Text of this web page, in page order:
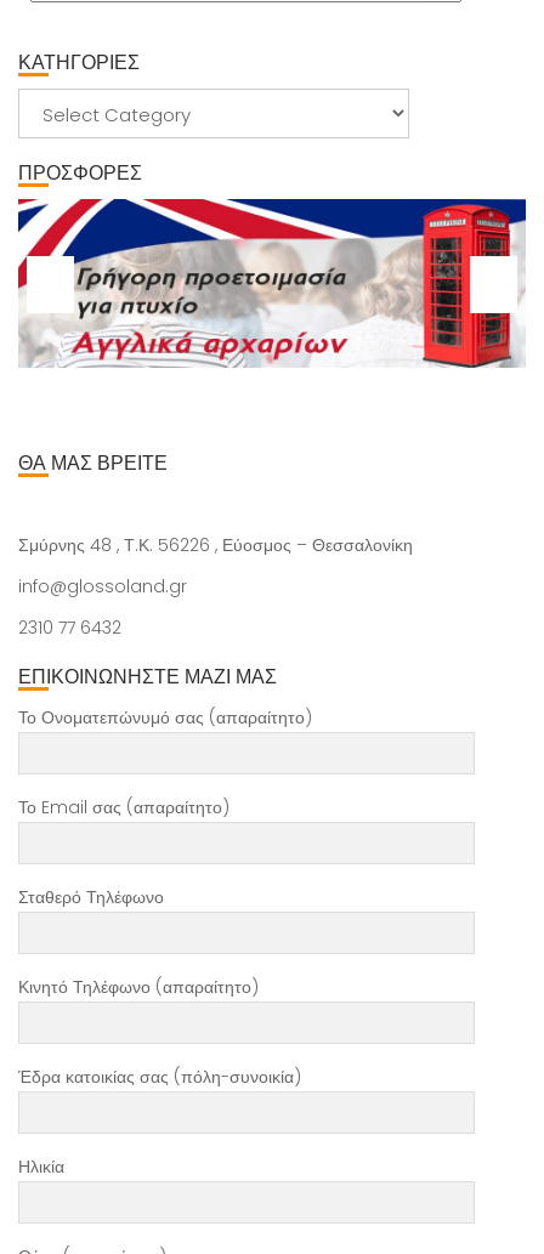
ΚΑΤΗΓΟΡΙΕΣ
ΚΑΤΗΓΟΡΙΕΣ
ΠΡΟΣΦΟΡΕΣ
ΘΑ ΜΑΣ ΒΡΕΙΤΕ
Σμύρνης 48 , Τ.Κ. 56226 , Εύοσμος – Θεσσαλονίκη
info@glossoland.gr
2310 77 6432
ΕΠΙΚΟΙΝΩΝΗΣΤΕ ΜΑΖΙ ΜΑΣ
Το Ονοματεπώνυμό σας (απαραίτητο)
Το Email σας (απαραίτητο)
Σταθερό Τηλέφωνο
Κινητό Τηλέφωνο (απαραίτητο)
Έδρα κατοικίας σας (πόλη-συνοικία)
Ηλικία